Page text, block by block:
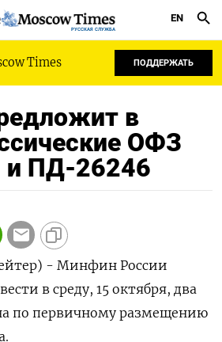
РУССКАЯ СЛУЖБА
EN
Times ПОДДЕРЖАТЬ
в
ОФЗ
ПД-26246
- Минфин России
в среду, 15 октября, два
по первичному размещению